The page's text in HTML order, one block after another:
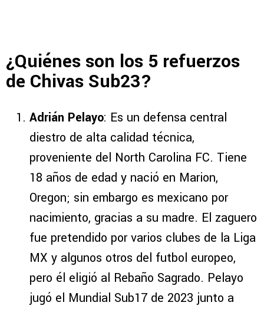
¿Quiénes son los 5 refuerzos
de Chivas Sub23?
Adrián Pelayo: Es un defensa central
diestro de alta calidad técnica,
proveniente del North Carolina FC. Tiene
18 años de edad y nació en Marion,
Oregon; sin embargo es mexicano por
nacimiento, gracias a su madre. El zaguero
fue pretendido por varios clubes de la Liga
MX y algunos otros del futbol europeo,
pero él eligió al Rebaño Sagrado. Pelayo
jugó el Mundial Sub17 de 2023 junto a